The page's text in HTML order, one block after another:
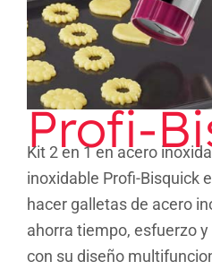
Profi-
Kit 2 en 1 en acero
inoxidable Profi-Bisquick
hacer galletas de acero
ahorra tiempo, esfuerzo
con su diseño